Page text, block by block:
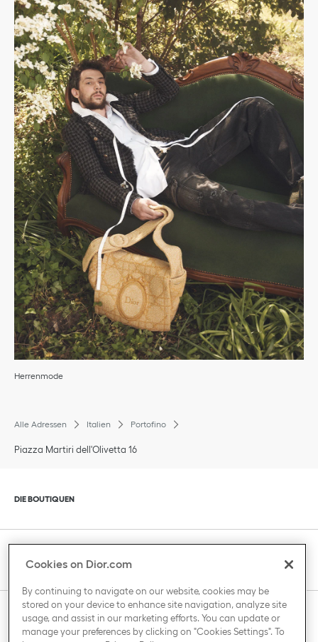
Herrenmode
Alle Adressen Italien Portofino
Piazza Martiri dell'Olivetta 16
Klik om de inhoud uit of in te klappen
DIE BOUTIQUEN
Klik om de inhoud uit of in te klappen
KUNDENBETREUUNG
Klik om de inhoud uit of in te klappen
DAS HAUS VON DIOR
Cookies on Dior.com
By continuing to navigate on our website, cookies may be
stored on your device to enhance site navigation, analyze site
usage, and assist in our marketing efforts. You can update or
manage your preferences by clicking on "Cookies Settings". To